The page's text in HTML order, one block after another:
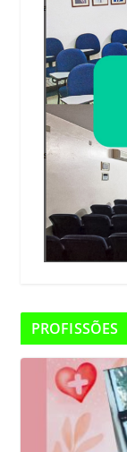
PROFISSÕES